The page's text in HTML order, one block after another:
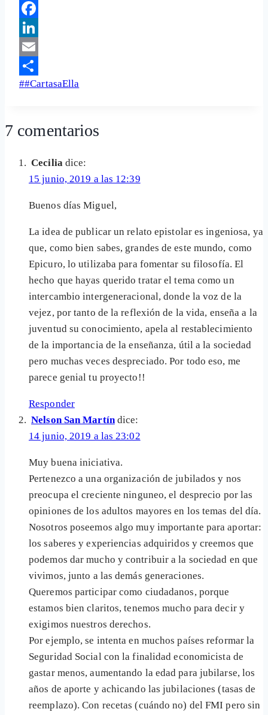
Telegram
Facebook
LinkedIn
Email
Share
Etiquetas
entrada:
##CartasaElla
7 comentarios
Cecilia dice:
15 junio, 2019 a las 12:39
Buenos días Miguel,
La idea de publicar un relato epistolar es ingeniosa, ya
que, como bien sabes, grandes de este mundo, como
Epicuro, lo utilizaba para fomentar su filosofía. El
hecho que hayas querido tratar el tema como un
intercambio intergeneracional, donde la voz de la
vejez, por tanto de la reflexión de la vida, enseña a la
juventud su conocimiento, apela al restablecimiento
de la importancia de la enseñanza, útil a la sociedad
pero muchas veces despreciado. Por todo eso, me
parece genial tu proyecto!!
Responder
Nelson San Martín dice:
14 junio, 2019 a las 23:02
Muy buena iniciativa.
Pertenezco a una organización de jubilados y nos
preocupa el creciente ninguneo, el desprecio por las
opiniones de los adultos mayores en los temas del día.
Nosotros poseemos algo muy importante para aportar:
los saberes y experiencias adquiridos y creemos que
podemos dar mucho y contribuir a la sociedad en que
vivimos, junto a las demás generaciones.
Queremos participar como ciudadanos, porque
estamos bien claritos, tenemos mucho para decir y
exigimos nuestros derechos.
Por ejemplo, se intenta en muchos países reformar la
Seguridad Social con la finalidad economicista de
gastar menos, aumentando la edad para jubilarse, los
años de aporte y achicando las jubilaciones (tasas de
reemplazo). Con recetas (cuándo no) del FMI pero sin